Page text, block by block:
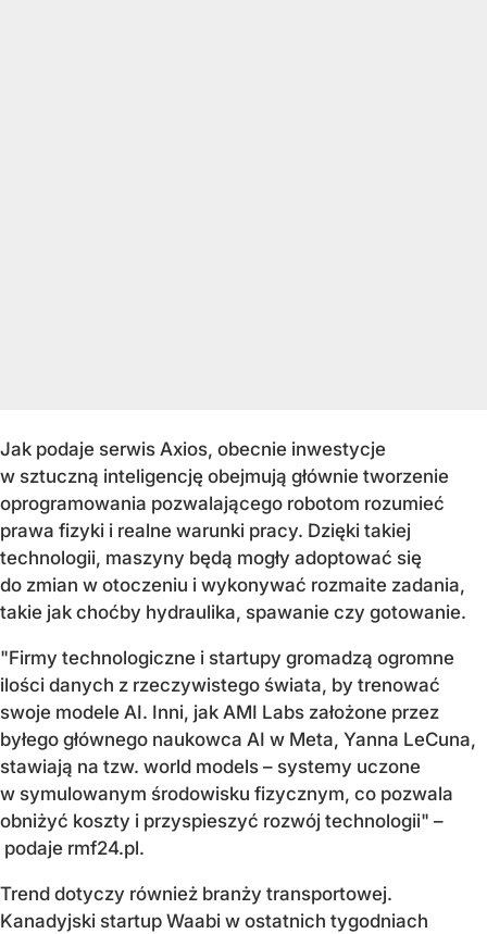
Jak podaje serwis Axios, obecnie inwestycje
w sztuczną inteligencję obejmują głównie tworzenie
oprogramowania pozwalającego robotom rozumieć
prawa fizyki i realne warunki pracy. Dzięki takiej
technologii, maszyny będą mogły adoptować się
do zmian w otoczeniu i wykonywać rozmaite zadania,
takie jak choćby hydraulika, spawanie czy gotowanie.
"Firmy technologiczne i startupy gromadzą ogromne
ilości danych z rzeczywistego świata, by trenować
swoje modele AI. Inni, jak AMI Labs założone przez
byłego głównego naukowca AI w Meta, Yanna LeCuna,
stawiają na tzw. world models – systemy uczone
w symulowanym środowisku fizycznym, co pozwala
obniżyć koszty i przyspieszyć rozwój technologii" –
podaje rmf24.pl.
Trend dotyczy również branży transportowej.
Kanadyjski startup Waabi w ostatnich tygodniach